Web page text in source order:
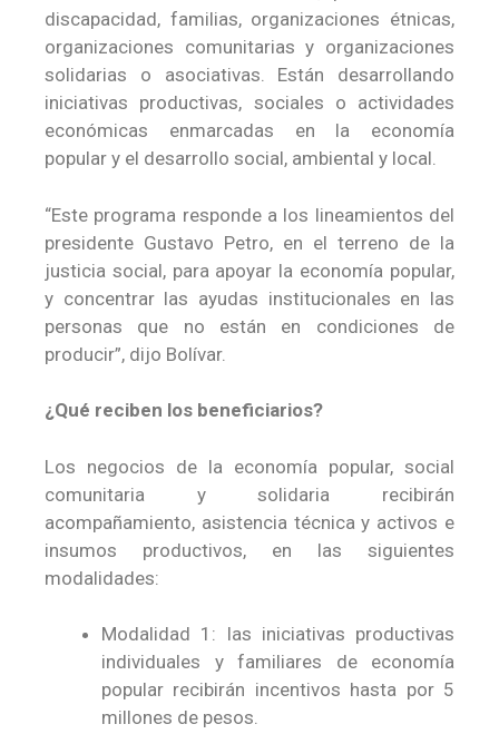
discapacidad, familias, organizaciones étnicas,
organizaciones comunitarias y organizaciones
solidarias o asociativas. Están desarrollando
iniciativas productivas, sociales o actividades
económicas enmarcadas en la economía
popular y el desarrollo social, ambiental y local.
“Este programa responde a los lineamientos del
presidente Gustavo Petro, en el terreno de la
justicia social, para apoyar la economía popular,
y concentrar las ayudas institucionales en las
personas que no están en condiciones de
producir”, dijo Bolívar.
¿Qué reciben los beneficiarios?
Los negocios de la economía popular, social
comunitaria y solidaria recibirán
acompañamiento, asistencia técnica y activos e
insumos productivos, en las siguientes
modalidades:
Modalidad 1: las iniciativas productivas
individuales y familiares de economía
popular recibirán incentivos hasta por 5
millones de pesos.